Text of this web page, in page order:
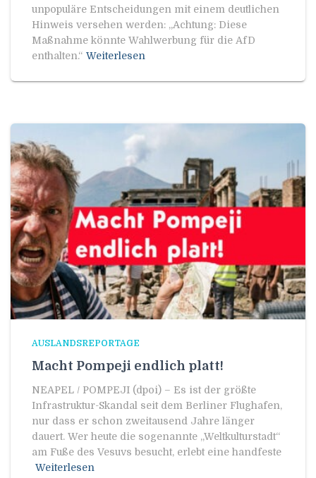
unpopuläre Entscheidungen mit einem deutlichen
Hinweis versehen werden: „Achtung: Diese
Maßnahme könnte Wahlwerbung für die AfD
enthalten.“ Weiterlesen
AUSLANDSREPORTAGE
Macht Pompeji endlich platt!
NEAPEL / POMPEJI (dpoi) – Es ist der größte
Infrastruktur-Skandal seit dem Berliner Flughafen,
nur dass er schon zweitausend Jahre länger
dauert. Wer heute die sogenannte „Weltkulturstadt“
am Fuße des Vesuvs besucht, erlebt eine handfeste
Weiterlesen